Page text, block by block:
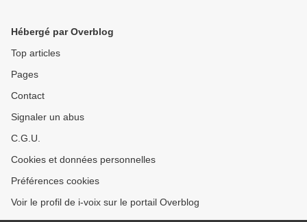
Hébergé par Overblog
Top articles
Pages
Contact
Signaler un abus
C.G.U.
Cookies et données personnelles
Préférences cookies
Voir le profil de i-voix sur le portail Overblog